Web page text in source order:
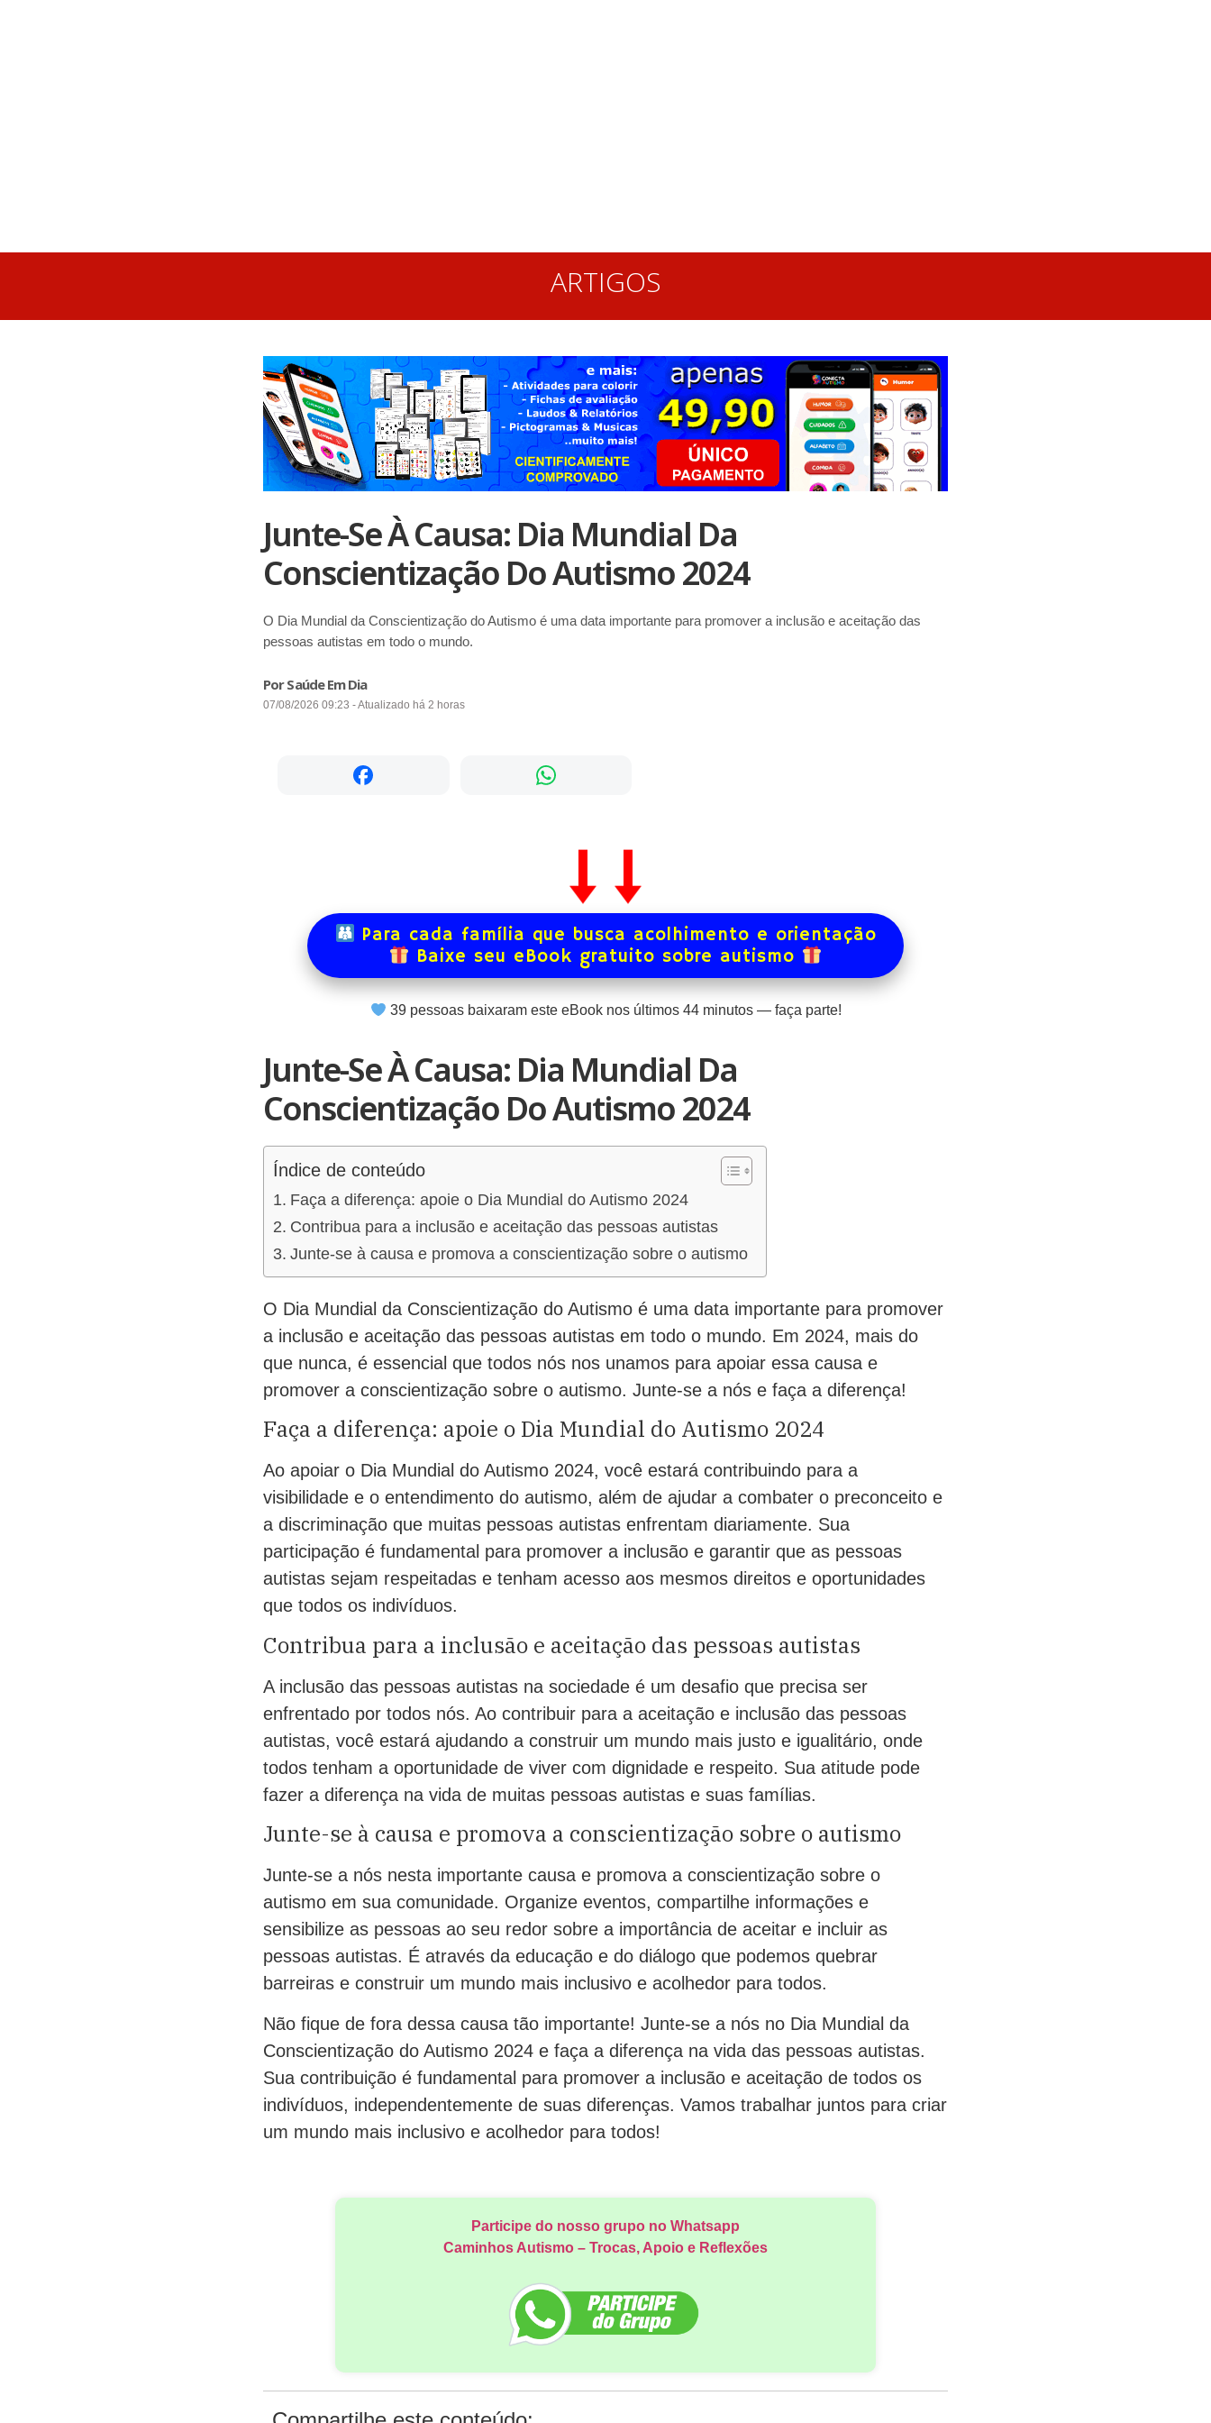
ARTIGOS
Junte-Se À Causa: Dia Mundial Da
Conscientização Do Autismo 2024
O Dia Mundial da Conscientização do Autismo é uma data importante para promover a inclusão e aceitação das
pessoas autistas em todo o mundo.
Por Saúde Em Dia
07/08/2026 09:23 - Atualizado há 2 horas
Para cada família que busca acolhimento e orientação
Baixe seu eBook gratuito sobre autismo
40 pessoas baixaram este eBook nos últimos44 minutos — faça parte!
Junte-Se À Causa: Dia Mundial Da
Conscientização Do Autismo 2024
Índice de conteúdo
Faça a diferença: apoie o Dia Mundial do Autismo 2024
Contribua para a inclusão e aceitação das pessoas autistas
Junte-se à causa e promova a conscientização sobre o autismo
O Dia Mundial da Conscientização do Autismo é uma data importante para promover
a inclusão e aceitação das pessoas autistas em todo o mundo. Em 2024, mais do
que nunca, é essencial que todos nós nos unamos para apoiar essa causa e
promover a conscientização sobre o autismo. Junte-se a nós e faça a diferença!
Faça a diferença: apoie o Dia Mundial do Autismo 2024
Ao apoiar o Dia Mundial do Autismo 2024, você estará contribuindo para a
visibilidade e o entendimento do autismo, além de ajudar a combater o preconceito e
a discriminação que muitas pessoas autistas enfrentam diariamente. Sua
participação é fundamental para promover a inclusão e garantir que as pessoas
autistas sejam respeitadas e tenham acesso aos mesmos direitos e oportunidades
que todos os indivíduos.
Contribua para a inclusão e aceitação das pessoas autistas
A inclusão das pessoas autistas na sociedade é um desafio que precisa ser
enfrentado por todos nós. Ao contribuir para a aceitação e inclusão das pessoas
autistas, você estará ajudando a construir um mundo mais justo e igualitário, onde
todos tenham a oportunidade de viver com dignidade e respeito. Sua atitude pode
fazer a diferença na vida de muitas pessoas autistas e suas famílias.
Junte-se à causa e promova a conscientização sobre o autismo
Junte-se a nós nesta importante causa e promova a conscientização sobre o
autismo em sua comunidade. Organize eventos, compartilhe informações e
sensibilize as pessoas ao seu redor sobre a importância de aceitar e incluir as
pessoas autistas. É através da educação e do diálogo que podemos quebrar
barreiras e construir um mundo mais inclusivo e acolhedor para todos.
Não fique de fora dessa causa tão importante! Junte-se a nós no Dia Mundial da
Conscientização do Autismo 2024 e faça a diferença na vida das pessoas autistas.
Sua contribuição é fundamental para promover a inclusão e aceitação de todos os
indivíduos, independentemente de suas diferenças. Vamos trabalhar juntos para criar
um mundo mais inclusivo e acolhedor para todos!
Participe do nosso grupo no Whatsapp
Caminhos Autismo – Trocas, Apoio e Reflexões